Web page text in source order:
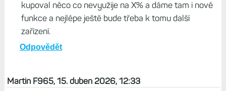
kupoval něco co nevyužije na X% a dáme tam i nové
funkce a nejlépe ještě bude třeba k tomu další
zařízení.
Odpovědět
Martin F965, 15. duben 2026, 12:33